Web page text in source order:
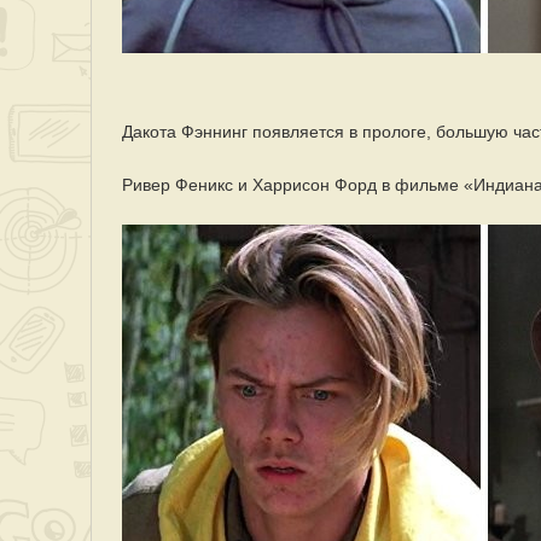
Дакота Фэннинг появляется в прологе, большую
Ривер Феникс и Харрисон Форд в фильме